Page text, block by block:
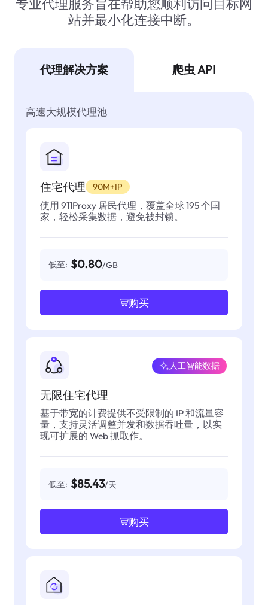
专业代理服务旨在帮助您顺利访问目标网
站并最小化连接中断。
代理解决方案 爬虫 API
高速大规模代理池
住宅代理 90M+IP
使用 911Proxy 居民代理，覆盖全球 195 个国
家，轻松采集数据，避免被封锁。
低至: $0.80/GB
购买
无限住宅代理
人工智能数据
基于带宽的计费提供不受限制的 IP 和流量容
量，支持灵活调整并发和数据吞吐量，以实
现可扩展的 Web 抓取作。
低至: $85.43/天
购买